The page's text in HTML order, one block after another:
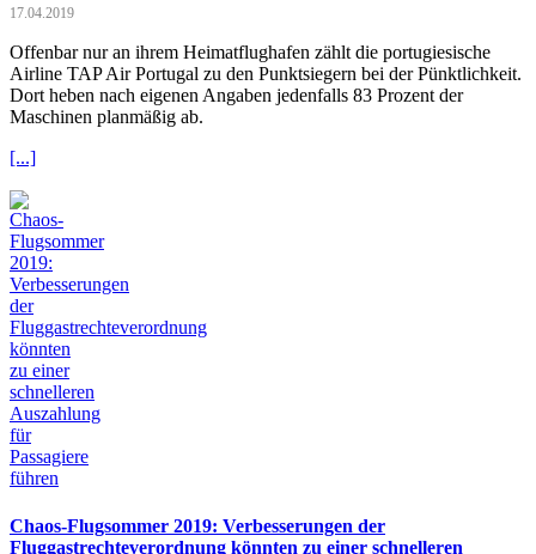
17.04.2019
Offenbar nur an ihrem Heimatflughafen zählt die portugiesische
Airline TAP Air Portugal zu den Punktsiegern bei der Pünktlichkeit.
Dort heben nach eigenen Angaben jedenfalls 83 Prozent der
Maschinen planmäßig ab.
[...]
Chaos-Flugsommer 2019: Verbesserungen der
Fluggastrechteverordnung könnten zu einer schnelleren